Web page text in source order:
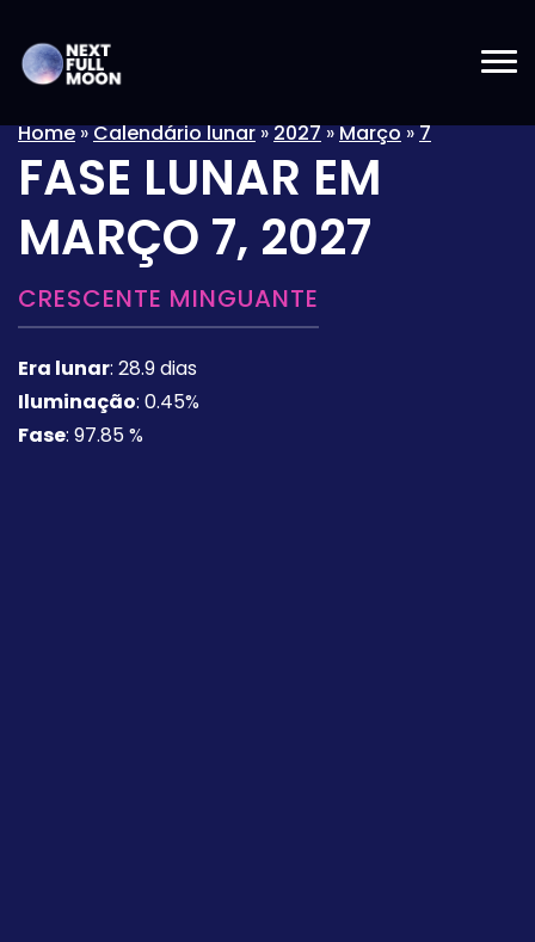
Home»Calendário lunar»2027»Março»7
FASE LUNAR EM
MARÇO 7, 2027
CRESCENTE MINGUANTE
Era lunar: 28.9 dias
Iluminação: 0.45%
Fase: 97.85 %